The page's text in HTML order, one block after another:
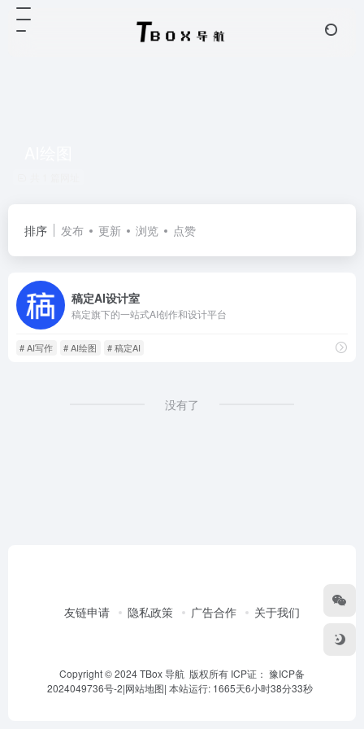
排序 发布 更新 浏览 点赞
稿定AI设计室
稿定旗下的一站式AI创作和设计平台
# AI写作 # AI绘图 # 稿定AI
没有了
友链申请 隐私政策 广告合作 关于我们
Copyright © 2024 TBox 导航 版权所有 ICP证： 豫ICP备
2024049736号-2|网站地图| 本站运行: 1665天6小时38分33秒